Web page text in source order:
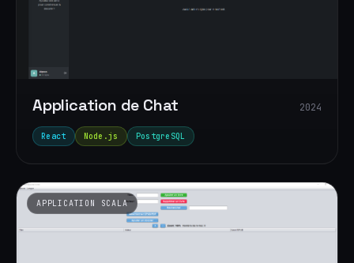
Application de Chat 2024
React Node.js PostgreSQL
APPLICATION SCALA